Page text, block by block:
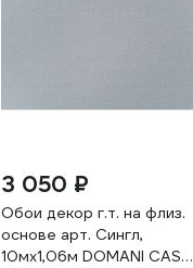
3 050 ₽
Обои декор г.т. на флиз.
основе арт. Сингл,
10мх1,06м DOMANI CASA